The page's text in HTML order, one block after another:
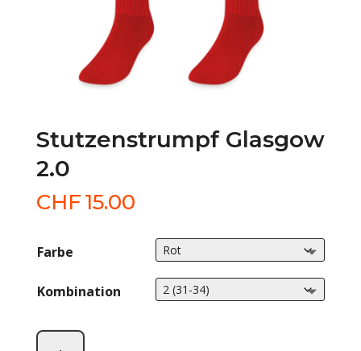
Stutzenstrumpf Glasgow
2.0
CHF15.00
Farbe
Kombination
Stutzenstrumpf